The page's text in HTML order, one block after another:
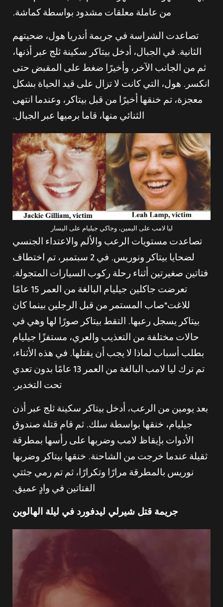
من عاملة معلقات مشدود بواسطة كماشة.
تصاعدت الشراسة في جريمة أندريا هول، ضحيتهم
الثانية. في الجبال، أدخل بيتاكر سكينة ثلج عبر أذنها،
ثم من الجانب الآخر، وأخيرًا ضغط على المقبض حتى
انكسر. هول، التي كانت لا تزال على قيد الحياة بشكل
معجزة، تم خنقها أخيرًا من قبل بيتاكر، وعندما انتهى
الثنائي منها، قاما برميها عبر الجبال.
ليا لامب على اليمين، وجاكي جيليام على اليسار
تصاعدت مستويات الرعب والألم والاعتداء الجنسي
لضحايا بيتاكر ونوريس. في 2 سبتمبر، تم اختطاف
فتاتين صغيرتين أثناء رحلة ركوب السيارات المتجولة.
تعرضت جاكلين جيليام البالغة من العمر 15 عامًا
للاغت*صاب المستمر من قبل الرجلين بينما كان
بيتاكر يسجل رعبها. التقط بيتاكر صورًا لها وهي في
حالات مختلفة من التعذيب والعري، مستفزًا جيليام
بطلب أسباب لماذا لا يجب أن يقتلها. في هذه الأثناء،
تم ترك ليا لامب البالغة من العمر 13 عامًا بدون تعدي
تحت التخدير.
بعد يومين من الرعب، أدخل بيتاكر سكينة ثلج عبر أذن
جيليام، خنقها بواسطة سلك. ثم قام قتلة صندوق
الأدوات بإيقاظ لامب وضربها على رأسها بمطرقة
ثقيلة عندما خرجت من الشاحنة. خنقها بيتاكر وضربها
نوريس بالمطرقة مرارًا وتكرارًا، ثم تم رمي جثتي
الفتاتين في وادٍ عميق.
جريمة قتل شيرلي ليدفورد في ليلة الهالوين